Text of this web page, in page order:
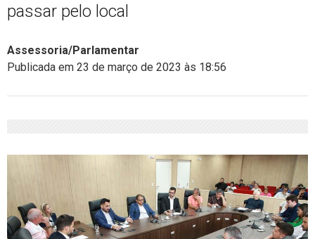
passar pelo local
Assessoria/Parlamentar
Publicada em 23 de março de 2023 às 18:56